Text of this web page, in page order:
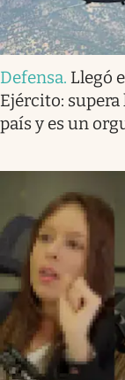
Defensa. Llegó
Ejército:
país y es un